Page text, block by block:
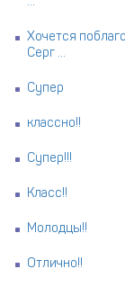
Хочется
Серг ...
Супер
классно!!
Супер!!!
Класс!!
Молодцы!!
Отлично!!